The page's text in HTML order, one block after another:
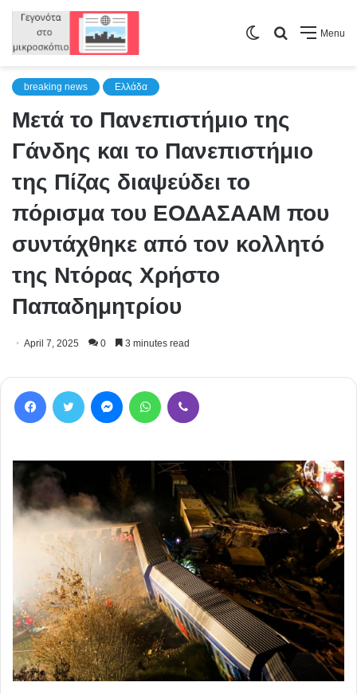
Menu
Search
Switch
breaking news Ελλάδα
Μετά το Πανεπιστήμιο της
Γάνδης και το Πανεπιστήμιο
της Πίζας διαψεύδει το
πόρισμα του ΕΟΔΑΣΑΑΜ που
συντάχθηκε από τον κολλητό
της Ντόρας Χρήστο
Παπαδημητρίου
April 7, 2025 0 3 minutes read
Facebook Twitter MessengerWhatsApp